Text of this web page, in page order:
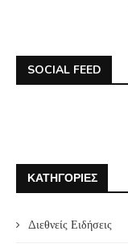
SOCIAL FEED
ΚΑΤΗΓΟΡΊΕΣ
Διεθνείς Ειδήσεις